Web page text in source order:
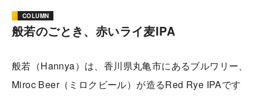
COLUMN
般若のごとき、赤いライ麦IPA
般若（Hannya）は、香川県丸亀市にあるブルワリー、
Miroc Beer（ミロクビール）が造るRed Rye IPAです